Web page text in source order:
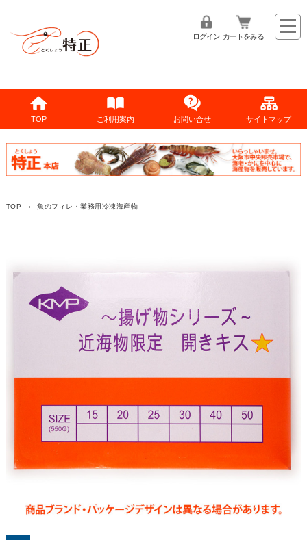
ログイン カートをみる
TOP ご利用案内 お問い合せ サイトマップ
TOP 魚のフィレ・業務用冷凍海産物